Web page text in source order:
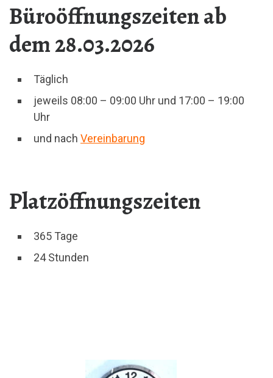
Büroöffnungszeiten ab
dem 28.03.2026
Täglich
jeweils 08:00 – 09:00 Uhr und 17:00 – 19:00
Uhr
und nach Vereinbarung
Platzöffnungszeiten
365 Tage
24 Stunden